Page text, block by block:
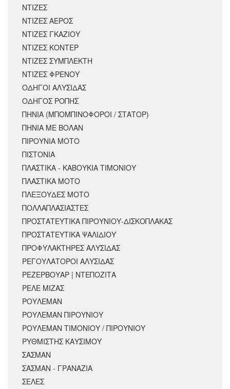
ΝΤΙΖΕΣ
ΝΤΙΖΕΣ ΑΕΡΟΣ
ΝΤΙΖΕΣ ΓΚΑΖΙΟΥ
ΝΤΙΖΕΣ ΚΟΝΤΕΡ
ΝΤΙΖΕΣ ΣΥΜΠΛΕΚΤΗ
ΝΤΙΖΕΣ ΦΡΕΝΟΥ
ΟΔΗΓΟΙ ΑΛΥΣΙΔΑΣ
ΟΔΗΓΟΣ ΡΟΠΗΣ
ΠΗΝΙΑ (ΜΠΟΜΠΙΝΟΦΟΡΟΙ / ΣΤΑΤΟΡ)
ΠΗΝΙΑ ΜΕ ΒΟΛΑΝ
ΠΙΡΟΥΝΙΑ ΜΟΤΟ
ΠΙΣΤΟΝΙΑ
ΠΛΑΣΤΙΚΑ - ΚΑΒΟΥΚΙΑ ΤΙΜΟΝΙΟΥ
ΠΛΑΣΤΙΚΑ ΜΟΤΟ
ΠΛΕΞΟΥΔΕΣ ΜΟΤΟ
ΠΟΛΛΑΠΛΑΣΙΑΣΤΕΣ
ΠΡΟΣΤΑΤΕΥΤΙΚΑ ΠΙΡΟΥΝΙΟΥ-ΔΙΣΚΟΠΛΑΚΑΣ
ΠΡΟΣΤΑΤΕΥΤΙΚΑ ΨΑΛΙΔΙΟΥ
ΠΡΟΦΥΛΑΚΤΗΡΕΣ ΑΛΥΣΙΔΑΣ
ΡΕΓΟΥΛΑΤΟΡΟΙ ΑΛΥΣΙΔΑΣ
ΡΕΖΕΡΒΟΥΑΡ | ΝΤΕΠΟΖΙΤΑ
ΡΕΛΕ ΜΙΖΑΣ
ΡΟΥΛΕΜΑΝ
ΡΟΥΛΕΜΑΝ ΠΙΡΟΥΝΙΟΥ
ΡΟΥΛΕΜΑΝ ΤΙΜΟΝΙΟΥ / ΠΙΡΟΥΝΙΟΥ
ΡΥΘΜΙΣΤΗΣ ΚΑΥΣΙΜΟΥ
ΣΑΣΜΑΝ
ΣΑΣΜΑΝ - ΓΡΑΝΑΖΙΑ
ΣΕΛΕΣ